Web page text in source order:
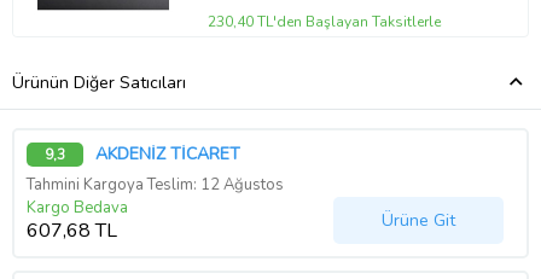
230,40 TL'den Başlayan Taksitlerle
Ürünün Diğer Satıcıları
9,3 AKDENİZ TİCARET
Tahmini Kargoya Teslim: 12 Ağustos
Kargo Bedava
607,68 TL Ürüne Git